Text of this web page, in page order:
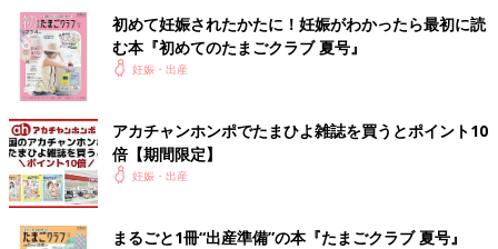
※この記事は個人の体験記です。記事に掲載の画像はイメージで
す。
前の話
“妊娠中の妻が理解で
きない” それでも彼
なりの配慮でサポー
トしてくれた夫
次の話
初めて妊娠されたかたに！妊娠がわかったら最初に読
む本『初めてのたまごクラブ 夏号』
妊娠・出産
アカチャンホンポでたまひよ雑誌を買うとポイント10
倍【期間限定】
妊娠・出産
まるごと1冊“出産準備”の本『たまごクラブ 夏号』